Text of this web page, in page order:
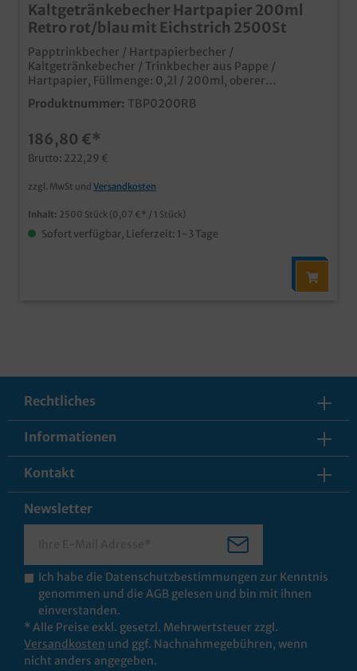
Kaltgetränkebecher Hartpapier 200ml
Retro rot/blau mit Eichstrich 2500St
Papptrinkbecher / Hartpapierbecher /
Kaltgetränkebecher / Trinkbecher aus Pappe /
Hartpapier, Füllmenge: 0,2l / 200ml, oberer
Durchmesser 70mm, 2500 Stück im Karton Ideal für
Kaltgetränke oder Shakes Auch passende Deckel
natürlich mit mit Eichstrich und SUP Logo Made in
Germany ab 50.000 Stück auch individuell bedruckbar
Produktnummer: TBP0200RB
186,80 €*
Brutto: 222,29 €
zzgl. MwSt und Versandkosten
Inhalt: 2500 Stück (0,07 €* / 1 Stück)
Sofort verfügbar, Lieferzeit: 1-3 Tage
Rechtliches
Informationen
Kontakt
Newsletter
Ich habe die Datenschutzbestimmungen zur Kenntnis
genommen und die AGB gelesen und bin mit ihnen
einverstanden.
* Alle Preise exkl. gesetzl. Mehrwertsteuer zzgl.
Versandkosten und ggf. Nachnahmegebühren, wenn
nicht anders angegeben.